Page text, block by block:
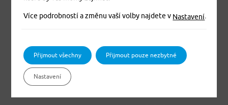
Pojištění odpovědnosti občanů
Pojištění podnikatelů
Více podrobností a změnu vaší volby najdete v Nastavení.
Přijmout všechny Přijmout pouze nezbytné
Nastavení